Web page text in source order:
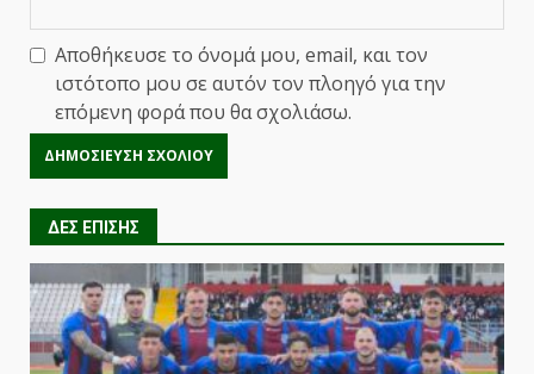
Αποθήκευσε το όνομά μου, email, και τον
ιστότοπο μου σε αυτόν τον πλοηγό για την
επόμενη φορά που θα σχολιάσω.
ΔΕΣ ΕΠΙΣΗΣ